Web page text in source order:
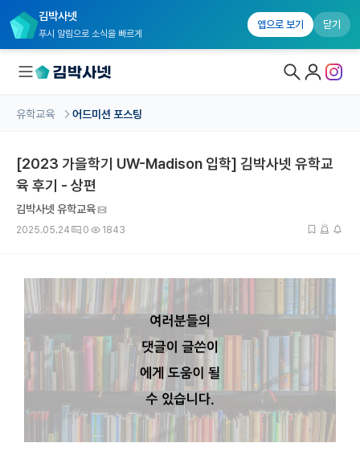
김박사넷
푸시 알림으로 소식을 빠르게
앱으로 보기 닫기
국내대학원 정보
커뮤니티
유학교육
수강 신청
미국 유학 게시판
어드미션 포스팅
유학교육 어드미션 포스팅
[2023 가을학기 UW-Madison 입학] 김박사넷 유학교
육 후기 - 상편
김박사넷 유학교육
2025.05.24 0 1843